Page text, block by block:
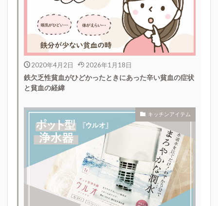
2020年4月2日 2026年1月18日
鉄欠乏性貧血がひどかったときにあった辛い貧血の症状
と貧血の経緯
キッチンアイテム